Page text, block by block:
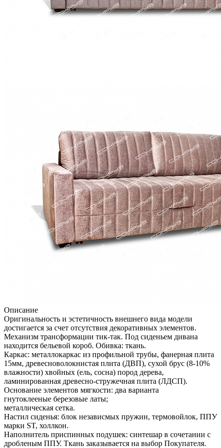
Описание
Оригинальность и эстетичность внешнего вида модели
достигается за счет отсутствия декоративных элементов.
Механизм трансформации тик-так. Под сиденьем дивана
находится бельевой короб. Обивка: ткань.
Каркас: металлокаркас из профильной трубы, фанерная плита
15мм, древесноволокнистая плита (ДВП), сухой брус (8-10%
влажности) хвойных (ель, сосна) пород дерева,
ламинированная древесно-стружечная плита (ЛДСП).
Основание элементов мягкости: два варианта
гнутоклееные березовые латы;
металлическая сетка.
Настил сиденья: блок независмых пружин, термовойлок, ППУ
марки ST, холлкон.
Наполнитель приспинных подушек: синтешар в сочетании с
дробленым ППУ. Ткань заказывается на выбор Покупателя.